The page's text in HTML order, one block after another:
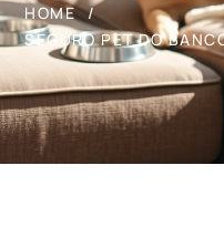
HOME
SEGURO PET DO